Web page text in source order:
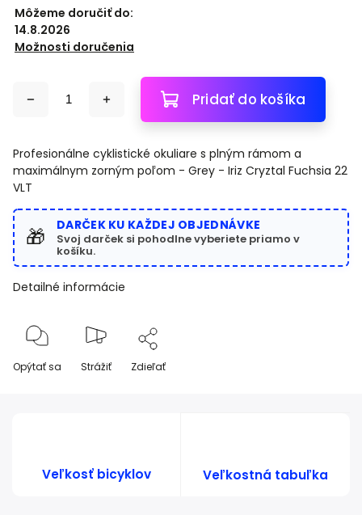
Môžeme doručiť do:
14.8.2026
Možnosti doručenia
Pridať do košíka
Profesionálne cyklistické okuliare s plným rámom a
maximálnym zorným poľom - Grey - Iriz Cryztal Fuchsia 22
VLT
🎁 DARČEK KU KAŽDEJ OBJEDNÁVKE
Svoj darček si pohodlne vyberiete priamo v
košíku.
Detailné informácie
Opýtať sa Strážiť Zdieľať
Veľkosť bicyklov Veľkostná tabuľka